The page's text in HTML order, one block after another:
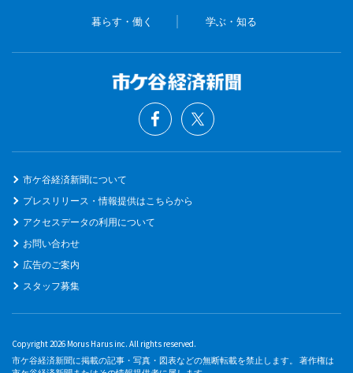
暮らす・働く 学ぶ・知る
市ケ谷経済新聞について
プレスリリース・情報提供はこちらから
アクセスデータの利用について
お問い合わせ
広告のご案内
スタッフ募集
Copyright 2026 Morus Harus inc. All rights reserved.
市ケ谷経済新聞に掲載の記事・写真・図表などの無断転載を禁止します。 著作権は